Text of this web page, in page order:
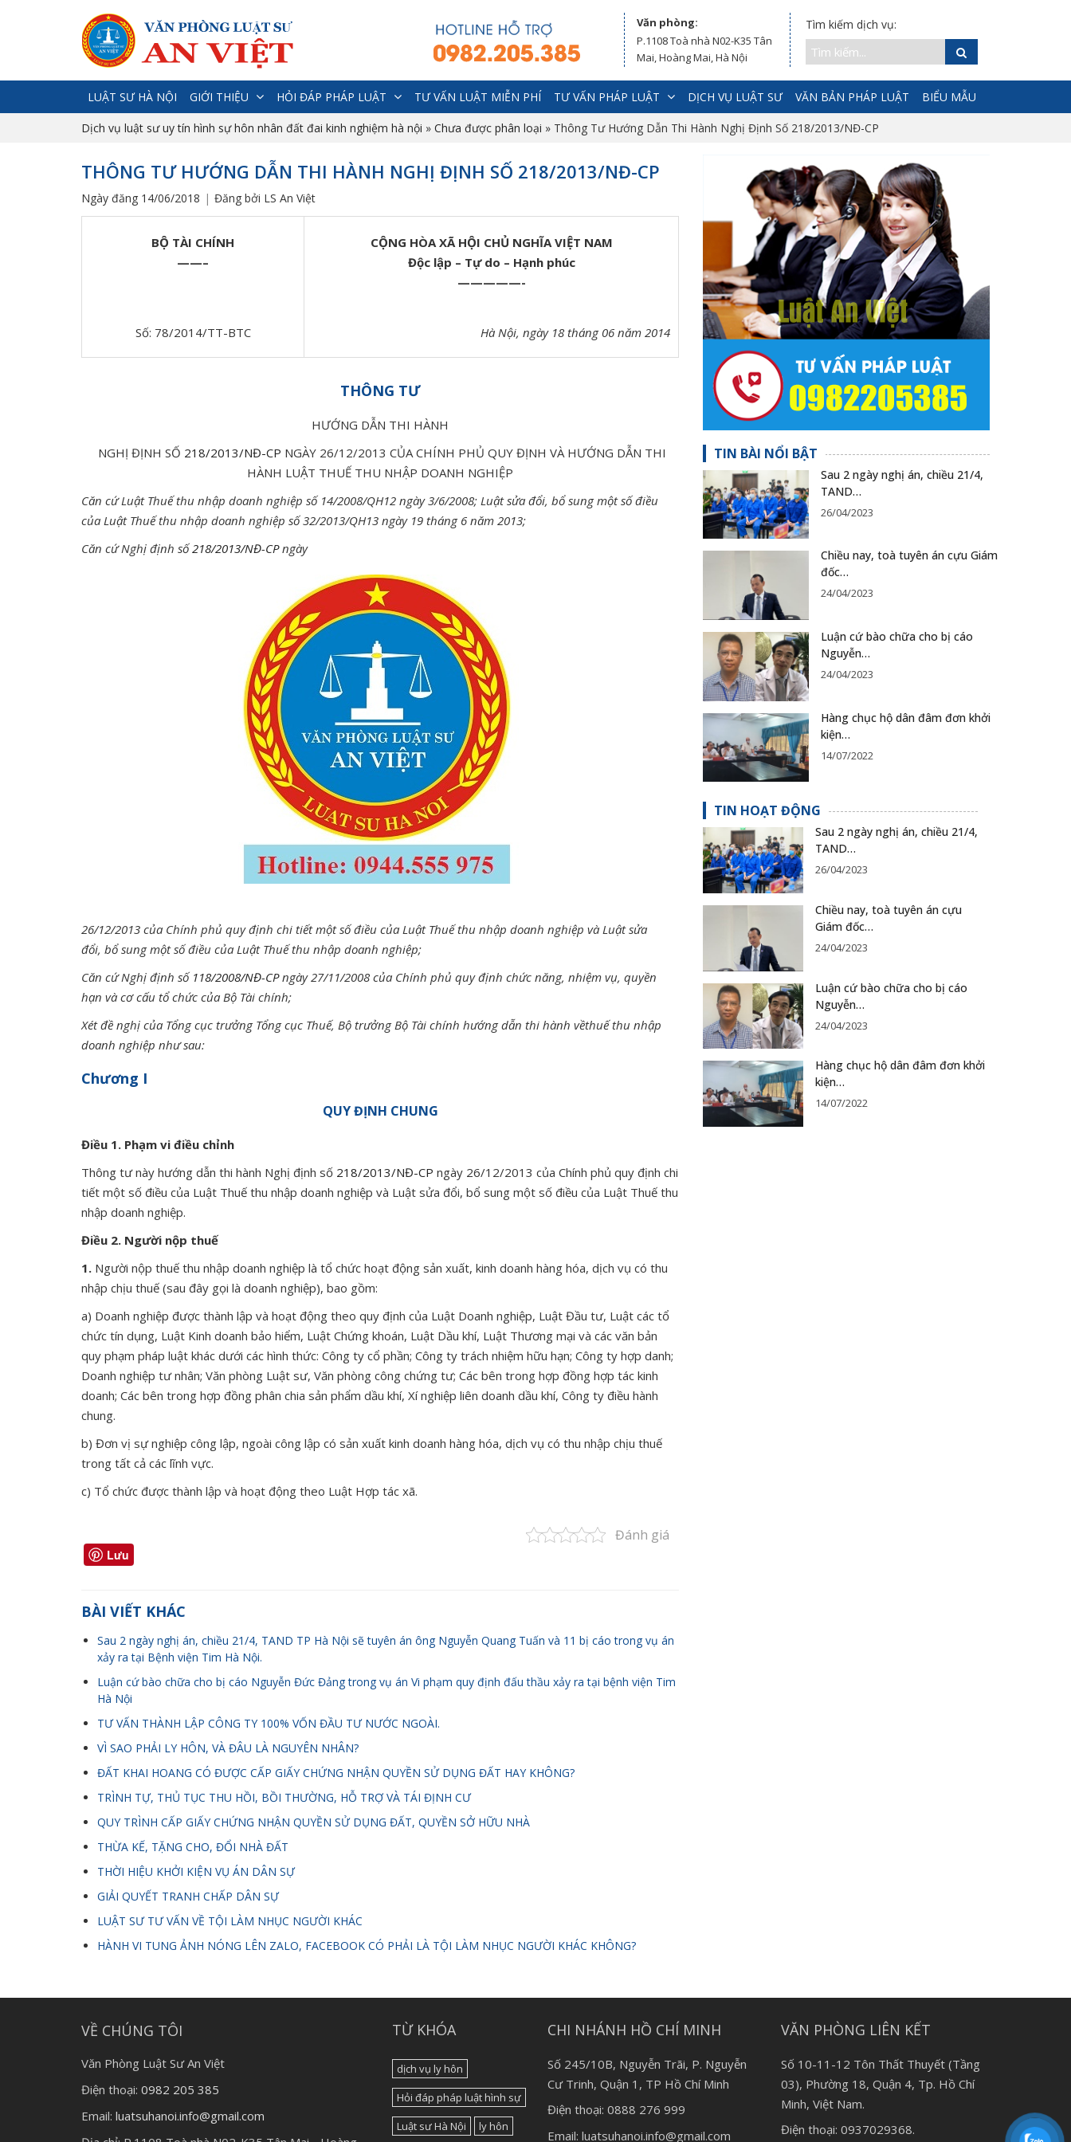
Văn phòng:
P.1108 Toà nhà N02-K35 Tân
Mai, Hoàng Mai, Hà Nội
Tìm kiếm dịch vụ:
LUẬT SƯ HÀ NỘI GIỚI THIỆU HỎI ĐÁP PHÁP LUẬT TƯ VẤN LUẬT MIỄN PHÍ TƯ VẤN PHÁP LUẬT DỊCH VỤ LUẬT SƯ VĂN BẢN PHÁP LUẬT BIỂU MẪU
Dịch vụ luật sư uy tín hình sự hôn nhân đất đai kinh nghiệm hà nội » Chưa được phân loại » Thông Tư Hướng Dẫn Thi Hành Nghị Định Số 218/2013/NĐ-CP
THÔNG TƯ HƯỚNG DẪN THI HÀNH NGHỊ ĐỊNH SỐ 218/2013/NĐ-CP
Ngày đăng 14/06/2018 Đăng bởi LS An Việt
BỘ TÀI CHÍNH
——–
CỘNG HÒA XÃ HỘI CHỦ NGHĨA VIỆT NAM
Độc lập – Tự do – Hạnh phúc
—————-
Số: 78/2014/TT-BTC Hà Nội, ngày 18 tháng 06 năm 2014
THÔNG TƯ
HƯỚNG DẪN THI HÀNH
NGHỊ ĐỊNH SỐ 218/2013/NĐ-CP NGÀY 26/12/2013 CỦA CHÍNH PHỦ QUY ĐỊNH VÀ HƯỚNG DẪN THI
HÀNH LUẬT THUẾ THU NHẬP DOANH NGHIỆP
Căn cứ Luật Thuế thu nhập doanh nghiệp số 14/2008/QH12 ngày 3/6/2008; Luật sửa đổi, bổ sung một số điều
của Luật Thuế thu nhập doanh nghiệp số 32/2013/QH13 ngày 19 tháng 6 năm 2013;
Căn cứ Nghị định số218/2013/NĐ-CPngày
26/12/2013 của Chính phủ quy định chi tiết một số điều của Luật Thuế thu nhập doanh nghiệp và Luật sửa
đổi, bổ sung một số điều của Luật Thuế thu nhập doanh nghiệp;
Căn cứ Nghị định số 118/2008/NĐ-CPngày 27/11/2008 của Chính phủ quy định chức năng, nhiệm vụ, quyền
hạn và cơ cấu tổ chức của Bộ Tài chính;
Xét đề nghị của Tổng cục trưởng Tổng cục Thuế, Bộ trưởng Bộ Tài chính hướng dẫn thi hành vềthuế thu nhập
doanh nghiệp như sau:
Chương I
QUY ĐỊNH CHUNG
Điều 1. Phạm vi điều chỉnh
Thông tư này hướng dẫn thi hành Nghị định số 218/2013/NĐ-CP ngày 26/12/2013 của Chính phủ quy định chi
tiết một số điều của Luật Thuế thu nhập doanh nghiệp và Luật sửa đổi, bổ sung một số điều của Luật Thuế thu
nhập doanh nghiệp.
Điều 2. Người nộp thuế
1. Người nộp thuế thu nhập doanh nghiệp là tổ chức hoạt động sản xuất, kinh doanh hàng hóa, dịch vụ có thu
nhập chịu thuế (sau đây gọi là doanh nghiệp), bao gồm:
a) Doanh nghiệp được thành lập và hoạt động theo quy định của Luật Doanh nghiệp, Luật Đầu tư, Luật các tổ
chức tín dụng, Luật Kinh doanh bảo hiểm, Luật Chứng khoán, Luật Dầu khí, Luật Thương mại và các văn bản
quy phạm pháp luật khác dưới các hình thức: Công ty cổ phần; Công ty trách nhiệm hữu hạn; Công ty hợp danh;
Doanh nghiệp tư nhân; Văn phòng Luật sư, Văn phòng công chứng tư; Các bên trong hợp đồng hợp tác kinh
doanh; Các bên trong hợp đồng phân chia sản phẩm dầu khí, Xí nghiệp liên doanh dầu khí, Công ty điều hành
chung.
b) Đơn vị sự nghiệp công lập, ngoài công lập có sản xuất kinh doanh hàng hóa, dịch vụ có thu nhập chịu thuế
trong tất cả các lĩnh vực.
c) Tổ chức được thành lập và hoạt động theo Luật Hợp tác xã.
Đánh giá
Lưu
BÀI VIẾT KHÁC
Sau 2 ngày nghị án, chiều 21/4, TAND TP Hà Nội sẽ tuyên án ông Nguyễn Quang Tuấn và 11 bị cáo trong vụ án
xảy ra tại Bệnh viện Tim Hà Nội.
Luận cứ bào chữa cho bị cáo Nguyễn Đức Đảng trong vụ án Vi phạm quy định đấu thầu xảy ra tại bệnh viện Tim
Hà Nội
TƯ VẤN THÀNH LẬP CÔNG TY 100% VỐN ĐẦU TƯ NƯỚC NGOÀI.
VÌ SAO PHẢI LY HÔN, VÀ ĐÂU LÀ NGUYÊN NHÂN?
ĐẤT KHAI HOANG CÓ ĐƯỢC CẤP GIẤY CHỨNG NHẬN QUYỀN SỬ DỤNG ĐẤT HAY KHÔNG?
TRÌNH TỰ, THỦ TỤC THU HỒI, BỒI THƯỜNG, HỖ TRỢ VÀ TÁI ĐỊNH CƯ
QUY TRÌNH CẤP GIẤY CHỨNG NHẬN QUYỀN SỬ DỤNG ĐẤT, QUYỀN SỞ HỮU NHÀ
THỪA KẾ, TẶNG CHO, ĐỔI NHÀ ĐẤT
THỜI HIỆU KHỞI KIỆN VỤ ÁN DÂN SỰ
GIẢI QUYẾT TRANH CHẤP DÂN SỰ
LUẬT SƯ TƯ VẤN VỀ TỘI LÀM NHỤC NGƯỜI KHÁC
HÀNH VI TUNG ẢNH NÓNG LÊN ZALO, FACEBOOK CÓ PHẢI LÀ TỘI LÀM NHỤC NGƯỜI KHÁC KHÔNG?
TIN BÀI NỔI BẬT
Sau 2 ngày nghị án, chiều 21/4,
TAND…
26/04/2023
Chiều nay, toà tuyên án cựu Giám
đốc…
24/04/2023
Luận cứ bào chữa cho bị cáo
Nguyễn…
24/04/2023
Hàng chục hộ dân đâm đơn khởi
kiện…
14/07/2022
TIN HOẠT ĐỘNG
Sau 2 ngày nghị án, chiều 21/4,
TAND…
26/04/2023
Chiều nay, toà tuyên án cựu
Giám đốc…
24/04/2023
Luận cứ bào chữa cho bị cáo
Nguyễn…
24/04/2023
Hàng chục hộ dân đâm đơn khởi
kiện…
14/07/2022
VỀ CHÚNG TÔI
Văn Phòng Luật Sư An Việt
Điện thoại: 0982 205 385
Email: luatsuhanoi.info@gmail.com
TỪ KHÓA
dịch vụ ly hôn
Hỏi đáp pháp luật hình sự
Luật sư Hà Nội
ly hôn
CHI NHÁNH HỒ CHÍ MINH
Số 245/10B, Nguyễn Trãi, P. Nguyễn
Cư Trinh, Quận 1, TP Hồ Chí Minh
Điện thoại: 0888 276 999
Email: luatsuhanoi.info@gmail.com
VĂN PHÒNG LIÊN KẾT
Số 10-11-12 Tôn Thất Thuyết (Tầng
03), Phường 18, Quận 4, Tp. Hồ Chí
Minh, Việt Nam.
Điện thoại: 0937029368.